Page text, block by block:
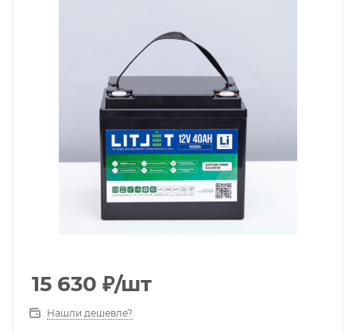
15 630 ₽/шт
Нашли дешевле?